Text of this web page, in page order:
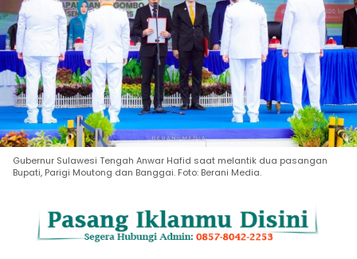
Gubernur Sulawesi Tengah Anwar Hafid saat melantik dua pasangan
Bupati, Parigi Moutong dan Banggai. Foto: Berani Media.